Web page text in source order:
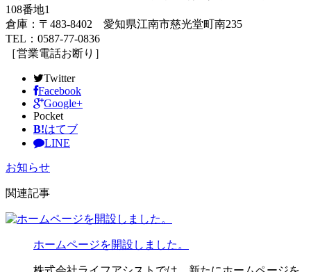
108番地1
倉庫：〒483-8402 愛知県江南市慈光堂町南235
TEL：0587-77-0836
［営業電話お断り］
Twitter
Facebook
Google+
Pocket
B!はてブ
LINE
お知らせ
関連記事
ホームページを開設しました。